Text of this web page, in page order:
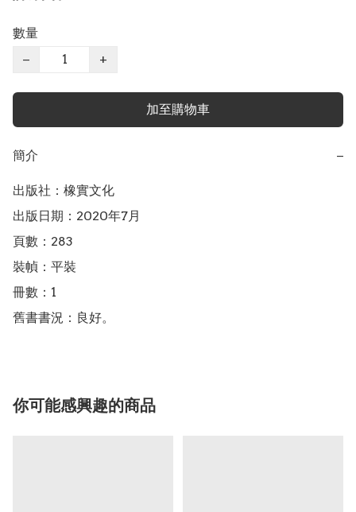
數量
−
+
加至購物車
簡介 −
出版社：橡實文化
出版日期：2020年7月
頁數：283
裝幀：平裝
冊數：1
舊書書況：良好。
你可能感興趣的商品